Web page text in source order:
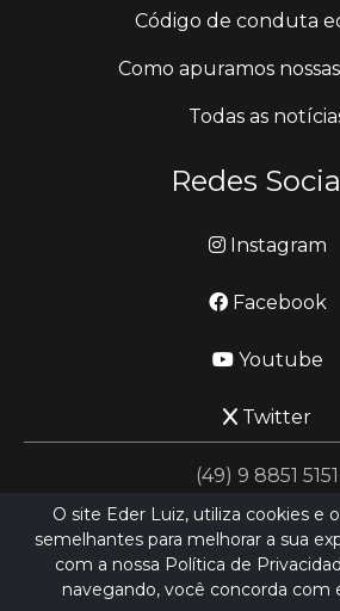
Código de conduta
Como apuramos
Todas as
Redes
Instagram
Facebook
Youtube
Twitter
(49) 9 8851 5151
O site Eder Luiz, utiliza cookies e
semelhantes para melhorar a sua
com a nossa Política de
navegando, você concorda com